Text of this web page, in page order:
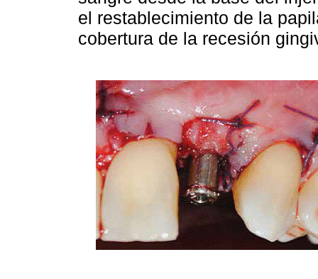
el restablecimiento de la
cobertura de la recesión